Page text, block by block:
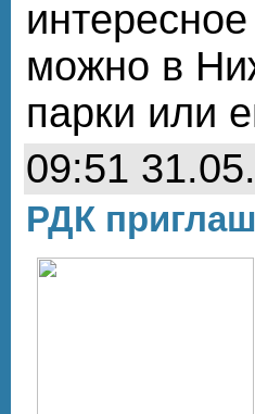
можно в
парки или
09:51
РДК